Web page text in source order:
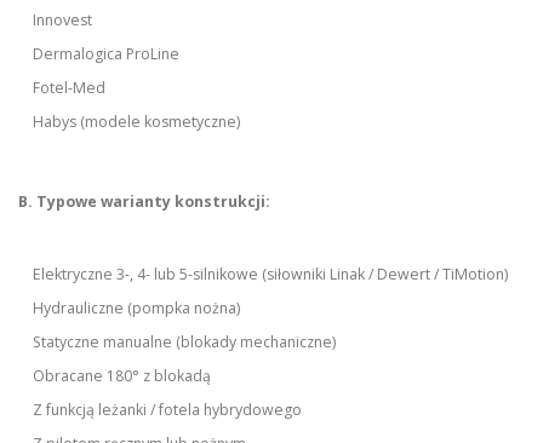
Innovest
Dermalogica ProLine
Fotel-Med
Habys (modele kosmetyczne)
B. Typowe warianty konstrukcji:
Elektryczne 3-, 4- lub 5-silnikowe (siłowniki Linak / Dewert / TiMotion)
Hydrauliczne (pompka nożna)
Statyczne manualne (blokady mechaniczne)
Obracane 180° z blokadą
Z funkcją leżanki / fotela hybrydowego